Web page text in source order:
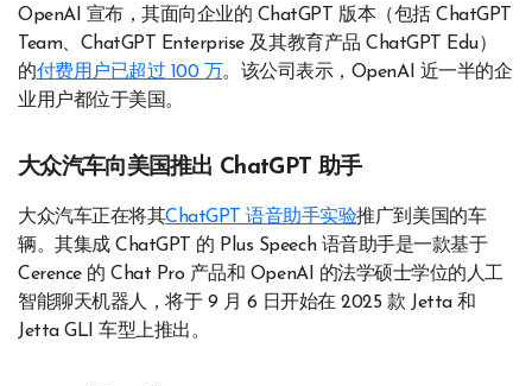
OpenAI 宣布，其面向企业的 ChatGPT 版本（包括 ChatGPT
Team、ChatGPT Enterprise 及其教育产品 ChatGPT Edu）
的付费用户已超过 100 万。该公司表示，OpenAI 近一半的企
业用户都位于美国。
大众汽车向美国推出 ChatGPT 助手
大众汽车正在将其ChatGPT 语音助手实验推广到美国的车
辆。其集成 ChatGPT 的 Plus Speech 语音助手是一款基于
Cerence 的 Chat Pro 产品和 OpenAI 的法学硕士学位的人工
智能聊天机器人，将于 9 月 6 日开始在 2025 款 Jetta 和
Jetta GLI 车型上推出。